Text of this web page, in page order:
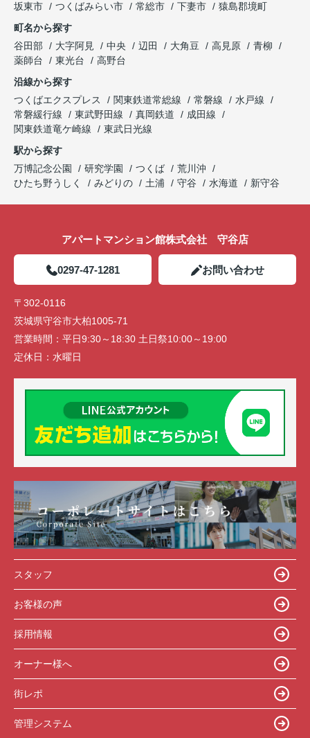
坂東市
つくばみらい市 常総市 下妻市
猿島郡境町
町名から探す
谷田部
大字阿見 中央 辺田 大角豆 高見原
青柳
薬師台
東光台
高野台
沿線から探す
つくばエクスプレス
関東鉄道常総線 常磐線
水戸線
常磐緩行線
東武野田線 真岡鉄道
成田線
関東鉄道竜ケ崎線
東武日光線
駅から探す
万博記念公園
研究学園 つくば
荒川沖
ひたち野うしく
みどりの 土浦 守谷 水海道 新守谷
アパートマンション館株式会社 守谷店
0297-47-1281 お問い合わせ
〒302-0116
茨城県守谷市大柏1005-71
営業時間： 平日9:30～18:30 土日祭10:00～19:00
定休日： 水曜日
スタッフ
お客様の声
採用情報
オーナー様へ
街レポ
管理システム